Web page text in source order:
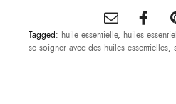
Tagged: huile essentielle, huiles
se soigner avec des huiles essentielles,